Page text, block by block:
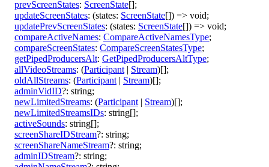
prevScreenStates: ScreenState[];
updateScreenStates: (states: ScreenState[]) => void;
updatePrevScreenStates: (states: ScreenState[]) => void;
compareActiveNames: CompareActiveNamesType;
compareScreenStates: CompareScreenStatesType;
getPipedProducersAlt: GetPipedProducersAltType;
allVideoStreams: (Participant | Stream)[];
oldAllStreams: (Participant | Stream)[];
adminVidID?: string;
newLimitedStreams: (Participant | Stream)[];
newLimitedStreamsIDs: string[];
activeSounds: string[];
screenShareIDStream?: string;
screenShareNameStream?: string;
adminIDStream?: string;